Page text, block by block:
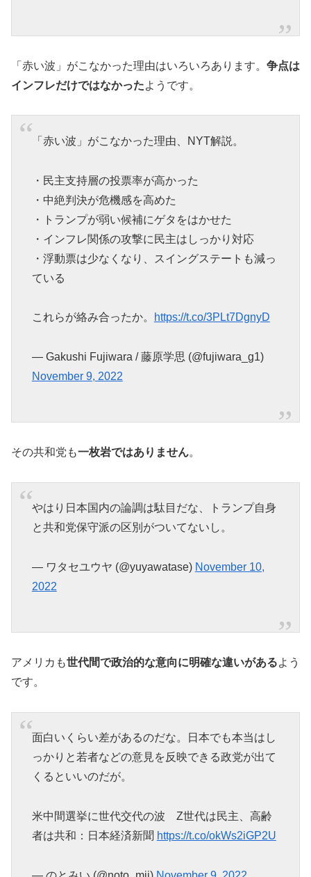
「赤い波」がこなかった理由はいろいろあります。 争点は
インフレだけではなかったようです。
「赤い波」がこなかった理由、NYT解説。
・民主支持層の投票率が高かった
・中絶判決が危機感を高めた
・トランプが弱い候補にゲタをはかせた
・インフレ関係の攻撃に民主はしっかり対応
・浮動票は少なくなり、スイングステートも減っ
ている
これらが絡み合ったか。 https://t.co/3PLt7DgnyD
— Gakushi Fujiwara / 藤原学思 (@fujiwara_g1)
November 9, 2022
その共和党も一枚岩ではありません。
やはり日本国内の論調は駄目だな、トランプ自身
と共和党保守派の区別がついてないし。
— ワタセユウヤ (@yuyawatase) November 10,
2022
アメリカも世代間で政治的な意向に明確な違いがあるよう
です。
面白いくらい差があるのだな。日本でも本当はし
っかりと若者などの意見を反映できる政党が出て
くるといいのだが。
米中間選挙に世代交代の波 Z世代は民主、高齢
者は共和：日本経済新聞 https://t.co/okWs2iGP2U